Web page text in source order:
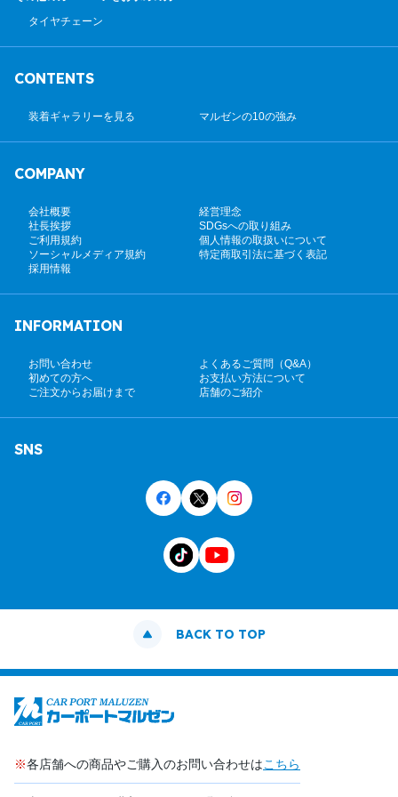
タイヤチェーン
CONTENTS
装着ギャラリーを見る マルゼンの10の強み
COMPANY
会社概要
経営理念
社長挨拶
SDGsへの取り組み
ご利用規約
個人情報の取扱いについて
ソーシャルメディア規約
特定商取引法に基づく表記
採用情報
INFORMATION
お問い合わせ
よくあるご質問（Q&A）
初めての方へ
お支払い方法について
ご注文からお届けまで
店舗のご紹介
SNS
BACK TO TOP
※各店舗への商品やご購入のお問い合わせはこちら